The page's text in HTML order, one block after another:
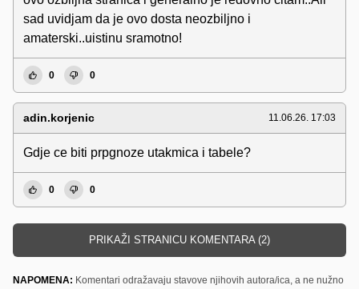
sad uvidjam da je ovo dosta neozbiljno i
amaterski..uistinu sramotno!
0 0
adin.korjenic 11.06.26. 17:03
Gdje ce biti prpgnoze utakmica i tabele?
0 0
PRIKAŽI STRANICU KOMENTARA (2)
NAPOMENA: Komentari odražavaju stavove njihovih autora/ica, a ne nužno